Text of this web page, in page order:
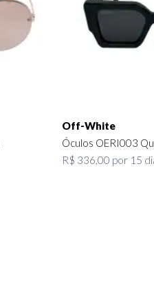
Off-White
Óculos OERI003
R$ 336,00 por 15